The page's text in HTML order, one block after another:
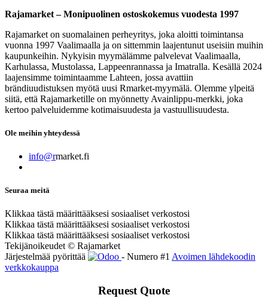
Rajamarket – Monipuolinen ostoskokemus vuodesta 1997
Rajamarket on suomalainen perheyritys, joka aloitti toimintansa
vuonna 1997 Vaalimaalla ja on sittemmin laajentunut useisiin muihin
kaupunkeihin. Nykyisin myymälämme palvelevat Vaalimaalla,
Karhulassa, Mustolassa, Lappeenrannassa ja Imatralla. Kesällä 2024
laajensimme toimintaamme Lahteen, jossa avattiin
brändiuudistuksen myötä uusi Rmarket-myymälä. Olemme ylpeitä
siitä, että Rajamarketille on myönnetty Avainlippu-merkki, joka
kertoo palveluidemme kotimaisuudesta ja vastuullisuudesta.
Ole meihin yhteydessä
info@rmarket.fi
Seuraa meitä
Klikkaa tästä määrittääksesi sosiaaliset verkostosi
Klikkaa tästä määrittääksesi sosiaaliset verkostosi
Klikkaa tästä määrittääksesi sosiaaliset verkostosi
Tekijänoikeudet © Rajamarket
Järjestelmää pyörittää
- Numero #1 Avoimen lähdekoodin
verkkokauppa
Request Quote